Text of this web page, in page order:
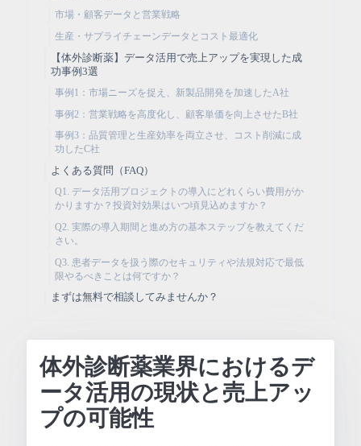
市場・顧客データと営業戦略
生産・サプライチェーンデータとコスト最適化
【体外診断薬】データ活用で売上アップを実現した成
功事例3選
事例1：市場ニーズを捉え、新製品開発を加速したA社
事例2：営業戦略を高度化し、顧客単価を向上させたB社
事例3：品質管理と生産効率を両立させ、コスト削減に成
功したC社
よくある質問（FAQ）
Q1. データ活用プロジェクトの導入にどれくらい費用がか
かりますか？投資対効果はいつ頃見込めますか？
Q2. 実際の導入期間と進め方の基本ステップを教えてくだ
さい。
Q3. 患者データを扱う際のセキュリティや法規対応で最低
限やるべきことは何ですか？
まずは無料で相談してみませんか？
体外診断薬業界におけるデ
ータ活用の現状と売上アッ
プの可能性